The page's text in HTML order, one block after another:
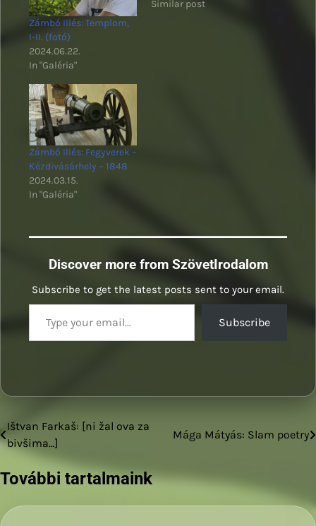
Zámbó Illés: Templom,
I-II. (fotó)
2024.06.22.
In "Galéria"
Similar post
Zámbó Illés: Fegyverek –
Kézdivásárhely – 1848
2024.03.15.
In "Galéria"
Discover more from SzövetIrodalom
Subscribe to get the latest posts sent to your email.
Type your email…
Subscribe
Bejegyzés
navigáció
Ištvan Farkaš: [ni žal ova za
bivšima…]
Mága Mátyás: Slam poetry
További tartalmaink